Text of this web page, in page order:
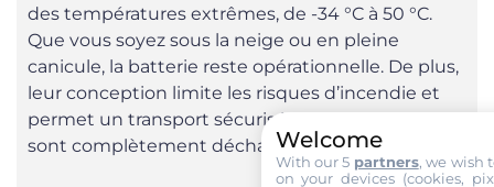
des températures extrêmes, de -34 °C à 50 °C.
Que vous soyez sous la neige ou en pleine
canicule, la batterie reste opérationnelle. De plus,
leur conception limite les risques d’incendie et
permet un transport sécurisé même lorsqu’elles
sont complètement déchargées (à 0 volt).
Welcome
With our 5 partners, we wish
on your devices (cookies,